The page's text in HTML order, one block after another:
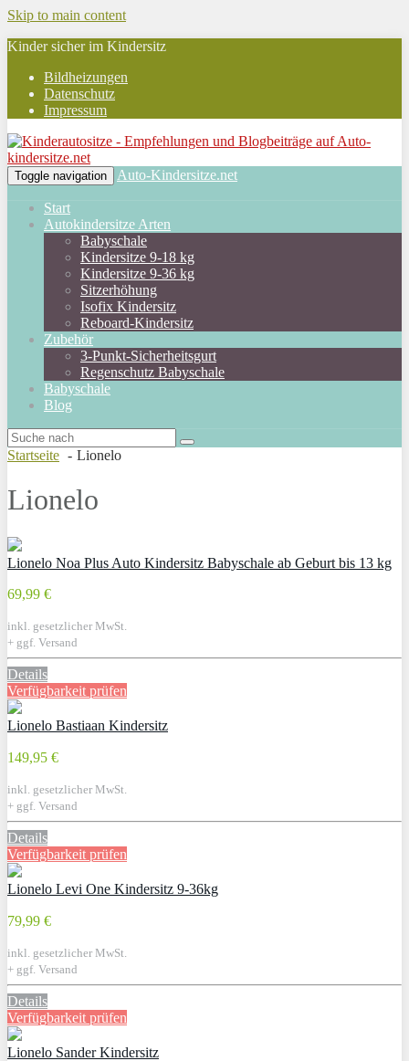
Skip to main content
Kinder sicher im Kindersitz
Bildheizungen
Datenschutz
Impressum
Toggle navigation Auto-Kindersitze.net
Start
Autokindersitze Arten
Babyschale
Kindersitze 9-18 kg
Kindersitze 9-36 kg
Sitzerhöhung
Isofix Kindersitz
Reboard-Kindersitz
Zubehör
3-Punkt-Sicherheitsgurt
Regenschutz Babyschale
Babyschale
Blog
Startseite Lionelo
Lionelo
Lionelo Noa Plus Auto Kindersitz Babyschale ab Geburt bis 13 kg
69,99 €
inkl. gesetzlicher MwSt.
+ ggf. Versand
Details
Verfügbarkeit prüfen
Lionelo Bastiaan Kindersitz
149,95 €
inkl. gesetzlicher MwSt.
+ ggf. Versand
Details
Verfügbarkeit prüfen
Lionelo Levi One Kindersitz 9-36kg
79,99 €
inkl. gesetzlicher MwSt.
+ ggf. Versand
Details
Verfügbarkeit prüfen
Lionelo Sander Kindersitz